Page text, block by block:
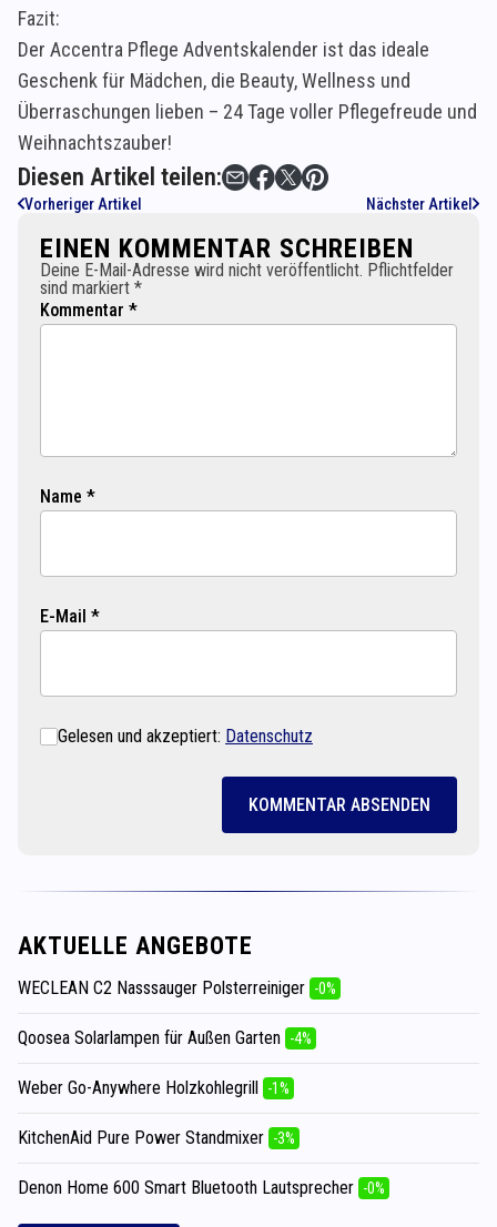
Fazit:
Der Accentra Pflege Adventskalender ist das ideale
Geschenk für Mädchen, die Beauty, Wellness und
Überraschungen lieben – 24 Tage voller Pflegefreude und
Weihnachtszauber!
Diesen Artikel teilen:
Vorheriger Artikel Nächster Artikel
EINEN KOMMENTAR SCHREIBEN
Deine E-Mail-Adresse wird nicht veröffentlicht. Pflichtfelder
sind markiert *
Kommentar *
Name *
E-Mail *
Gelesen und akzeptiert: Datenschutz
KOMMENTAR ABSENDEN
AKTUELLE ANGEBOTE
WECLEAN C2 Nasssauger Polsterreiniger -0%
Qoosea Solarlampen für Außen Garten -4%
Weber Go-Anywhere Holzkohlegrill -1%
KitchenAid Pure Power Standmixer -3%
Denon Home 600 Smart Bluetooth Lautsprecher -0%